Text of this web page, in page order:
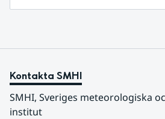
Kontakta SMHI
SMHI, Sveriges meteorologiska
institut